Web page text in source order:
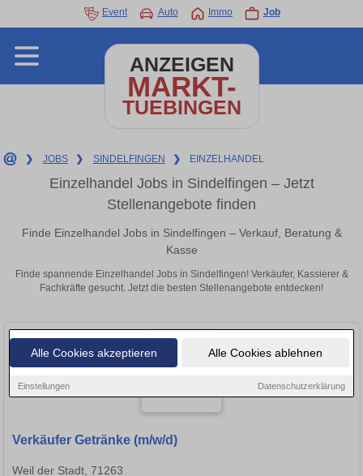
Alle Cookies akzeptieren Alle Cookies ablehnen
Einstellungen Datenschutzerklärung
Event Auto Immo Job
ANZEIGEN
MARKT-
TUEBINGEN
❯ JOBS ❯ SINDELFINGEN ❯ EINZELHANDEL
Einzelhandel Jobs in Sindelfingen – Jetzt
Stellenangebote finden
Finde Einzelhandel Jobs in Sindelfingen – Verkauf, Beratung &
Kasse
Finde spannende Einzelhandel Jobs in Sindelfingen! Verkäufer, Kassierer &
Fachkräfte gesucht. Jetzt die besten Stellenangebote entdecken!
Verkäufer Getränke (m/w/d)
Weil der Stadt, 71263